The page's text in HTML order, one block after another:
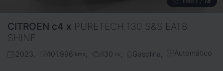
CITROEN c4 x PURETECH 130 S&S EAT8
SHINE
2023 101.996 kms 130 cv Gasolina Automático